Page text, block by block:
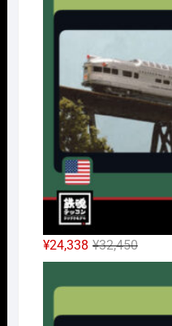
で
し
た。
¥32,175
で
す。
¥32,450元
の
価
¥24,338
現
在
の